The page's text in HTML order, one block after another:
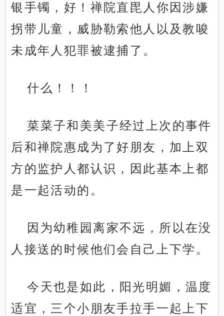
银手镯，好！禅院直毘人你因涉嫌
拐带儿童，威胁勒索他人以及教唆
未成年人犯罪被逮捕了。
什么！！！
菜菜子和美美子经过上次的事件
后和禅院惠成为了好朋友，加上双
方的监护人都认识，因此基本上都
是一起活动的。
因为幼稚园离家不远，所以在没
人接送的时候他们会自己上下学。
今天也是如此，阳光明媚，温度
适宜，三个小朋友手拉手一起上下